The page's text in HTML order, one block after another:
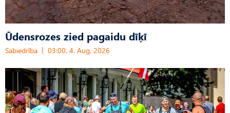
Ūdensrozes zied pagaidu dīķī
Sabiedrība 03:00, 4. Aug, 2026